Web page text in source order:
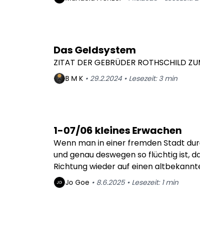
Das Geldsystem
ZITAT DER GEBRÜDER ROTHSCHILD
B M K • 29.2.2024• Lesezeit: 3min
1-07/06 kleines Erwachen
Wenn man in einer fremden Stadt
und genau deswegen so flüchtig ist,
Richtung wieder auf einen
Erwachen.
JG Jo Goe • 8.6.2025• Lesezeit: 1min